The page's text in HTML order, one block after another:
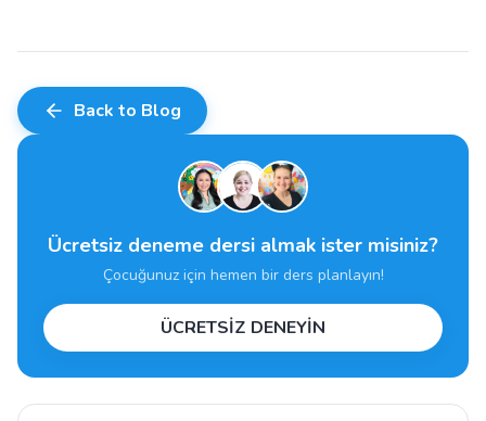
Back to Blog
Ücretsiz deneme dersi almak ister misiniz?
Çocuğunuz için hemen bir ders planlayın!
ÜCRETSİZ DENEYİN